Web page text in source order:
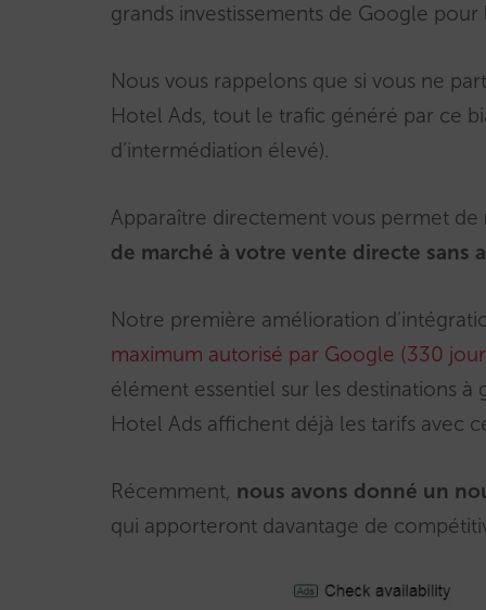
grands investissements de Google pour
Nous vous rappelons que si vous ne
Hotel Ads, tout le trafic généré par ce
d’intermédiation élevé).
Apparaître directement vous permet de
de marché à votre vente directe sans
Notre première amélioration
maximum autorisé par Google (330
élément essentiel sur les destinations à
Hotel Ads affichent déjà les tarifs avec
Récemment, nous avons donné un
qui apporteront davantage de